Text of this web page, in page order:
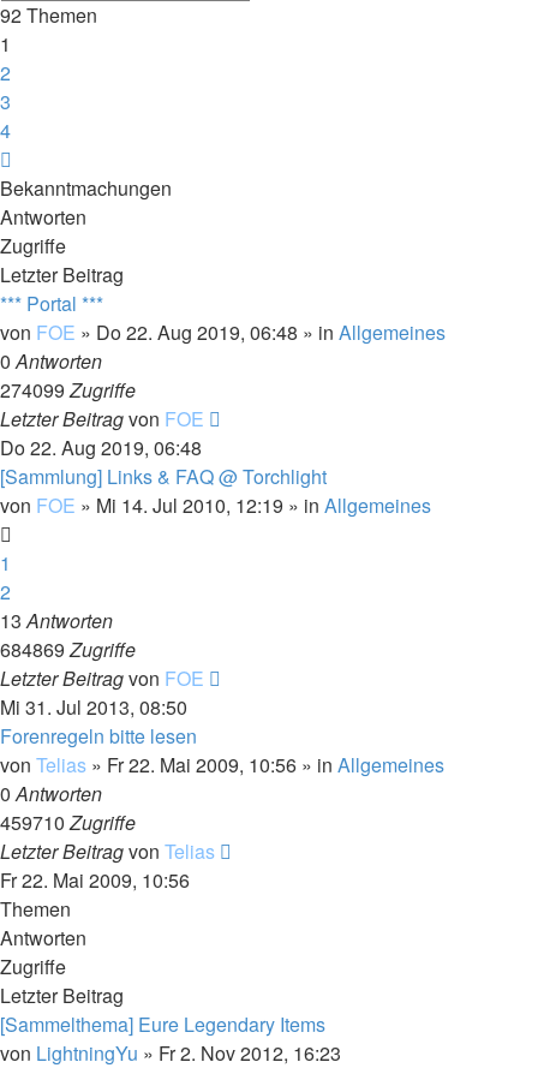
92 Themen
1
2
3
4
Bekanntmachungen
Antworten
Zugriffe
Letzter Beitrag
*** Portal ***
von FOE » Do 22. Aug 2019, 06:48 » in Allgemeines
0Antworten
274099Zugriffe
Letzter Beitragvon FOE
Do 22. Aug 2019, 06:48
[Sammlung] Links & FAQ @ Torchlight
von FOE » Mi 14. Jul 2010, 12:19 » in Allgemeines
1
2
13Antworten
684869Zugriffe
Letzter Beitragvon FOE
Mi 31. Jul 2013, 08:50
Forenregeln bitte lesen
von Telias » Fr 22. Mai 2009, 10:56 » in Allgemeines
0Antworten
459710Zugriffe
Letzter Beitragvon Telias
Fr 22. Mai 2009, 10:56
Themen
Antworten
Zugriffe
Letzter Beitrag
[Sammelthema] Eure Legendary Items
von LightningYu » Fr 2. Nov 2012, 16:23